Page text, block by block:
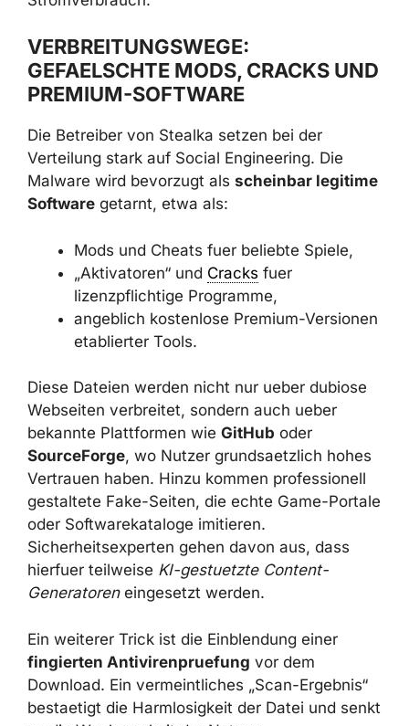
schnellere Hardwarealterung und erhoehter
VERBREITUNGSWEGE:
GEFAELSCHTE MODS, CRACKS
UND PREMIUM-SOFTWARE
Die Betreiber von Stealka setzen bei der
Verteilung stark auf Social Engineering. Die
Malware wird bevorzugt als
Mods und Cheats fuer beliebte Spiele,
„Aktivatoren“ undCracksfuer
lizenzpflichtige Programme,
angeblich kostenlose Premium-
Diese Dateien werden nicht nur ueber dubiose
Webseiten verbreitet, sondern auch ueber
bekannte Plattformen wieGitHuboder
SourceForge, wo Nutzer grundsaetzlich
hohes Vertrauen haben. Hinzu kommen
professionell gestaltete Fake-Seiten, die
echte Game-Portale oder Softwarekataloge
imitieren. Sicherheitsexperten gehen davon
aus, dass hierfuer teilweise KI-gestuetzte
Ein weiterer Trick ist die Einblendung einer
fingierten Antivirenpruefungvor dem
Download. Ein vermeintliches „Scan-Ergebnis“